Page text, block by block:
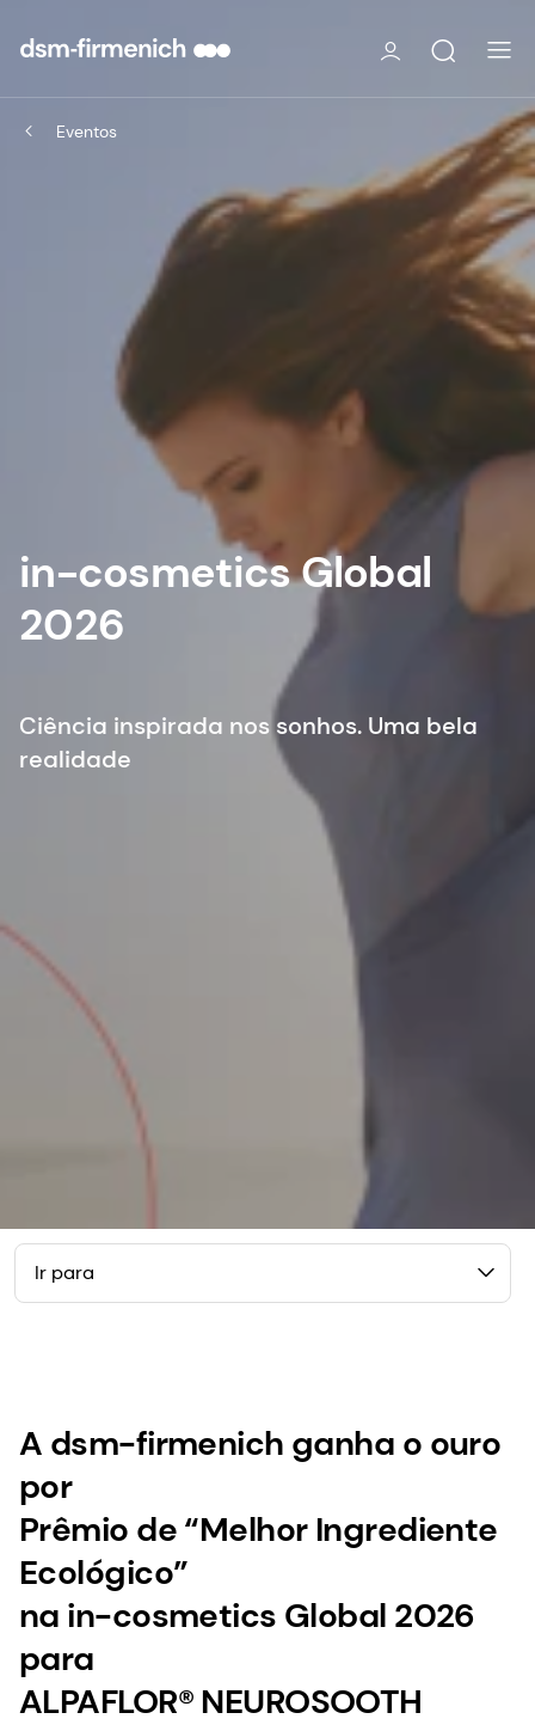
Eventos
in-cosmetics Global
2026
Ciência inspirada nos sonhos. Uma bela
realidade
Ir para
A dsm-firmenich ganha o ouro
por
Prêmio de “Melhor Ingrediente
Ecológico”
na in-cosmetics Global 2026
para
ALPAFLOR® NEUROSOOTH